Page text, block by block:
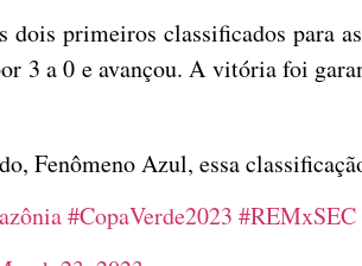
primeiros classificados para
3 a 0 e avançou. A vitória foi
Fenômeno Azul, essa
#CopaVerde2023 #REMxSEC